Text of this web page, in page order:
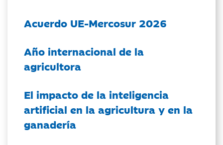
Acuerdo UE-Mercosur 2026
Año internacional de la
agricultora
El impacto de la inteligencia
artificial en la agricultura y en la
ganadería